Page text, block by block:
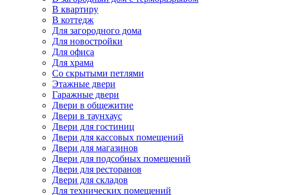
В квартиру
В коттедж
Для загородного дома
Для новостройки
Для офиса
Для храма
Со скрытыми петлями
Этажные двери
Гаражные двери
Двери в общежитие
Двери в таунхаус
Двери для гостиниц
Двери для кассовых помещений
Двери для магазинов
Двери для подсобных помещений
Двери для ресторанов
Двери для складов
Для технических помещений